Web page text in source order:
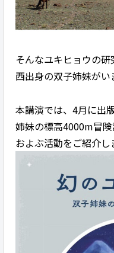
そんなユキヒョウの
西出身の双子姉妹がい
本講演では、4月に出
姉妹の標高4000m冒
およぶ活動をご紹介し